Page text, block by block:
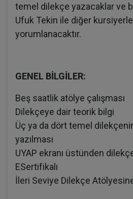
temel dilekçe yazacaklar ve
Ufuk Tekin ile diğer
yorumlanacaktır.
GENEL BİLGİLER:
Beş saatlik atölye çalışması
Dilekçeye dair teorik bilgi
Üç ya da dört temel
yazılması
UYAP ekranı üstünden
ESertifikalı
İleri Seviye Dilekçe